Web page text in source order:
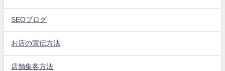
SEOブログ
お店の宣伝方法
店舗集客方法